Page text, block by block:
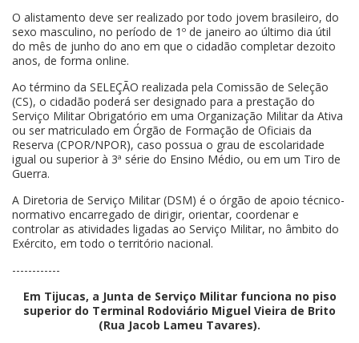
O alistamento deve ser realizado por todo jovem brasileiro, do
sexo masculino, no período de 1º de janeiro ao último dia útil
do mês de junho do ano em que o cidadão completar dezoito
anos, de forma online.
Ao término da SELEÇÃO realizada pela Comissão de Seleção
(CS), o cidadão poderá ser designado para a prestação do
Serviço Militar Obrigatório em uma Organização Militar da Ativa
ou ser matriculado em Órgão de Formação de Oficiais da
Reserva (CPOR/NPOR), caso possua o grau de escolaridade
igual ou superior à 3ª série do Ensino Médio, ou em um Tiro de
Guerra.
A Diretoria de Serviço Militar (DSM) é o órgão de apoio técnico-
normativo encarregado de dirigir, orientar, coordenar e
controlar as atividades ligadas ao Serviço Militar, no âmbito do
Exército, em todo o território nacional.
------------
Em Tijucas, a Junta de Serviço Militar funciona no piso
superior do Terminal Rodoviário Miguel Vieira de Brito
(Rua Jacob Lameu Tavares).